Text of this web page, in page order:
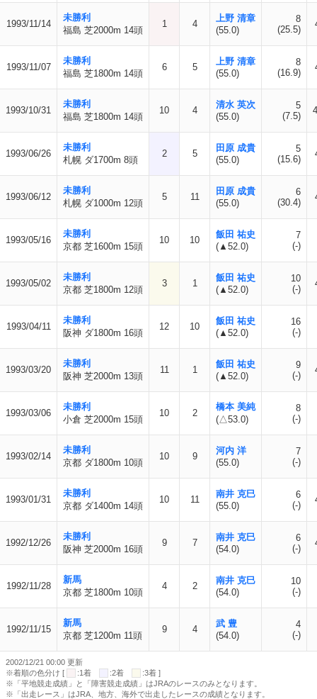
1993/11/14
未勝利
福島 芝2000m 14頭
1 4
上野 清章
(55.0)
8
(25.5)
1993/11/07
未勝利
福島 芝1800m 14頭
6 5
上野 清章
(55.0)
8
(16.9)
1993/10/31
未勝利
福島 芝1800m 14頭
10 4
清水 英次
(55.0)
5
(7.5)
1993/06/26
未勝利
札幌 ダ1700m 8頭
2 5
田原 成貴
(55.0)
5
(15.6)
1993/06/12
未勝利
札幌 ダ1000m 12頭
5 11
田原 成貴
(55.0)
6
(30.4)
1993/05/16
未勝利
京都 芝1600m 15頭
10 10
飯田 祐史
(▲52.0)
7
(-)
1993/05/02
未勝利
京都 芝1800m 12頭
3 1
飯田 祐史
(▲52.0)
10
(-)
1993/04/11
未勝利
阪神 ダ1800m 16頭
12 10
飯田 祐史
(▲52.0)
16
(-)
1993/03/20
未勝利
阪神 芝2000m 13頭
11 1
飯田 祐史
(▲52.0)
9
(-)
1993/03/06
未勝利
小倉 芝2000m 15頭
10 2
橋本 美純
(△53.0)
8
(-)
1993/02/14
未勝利
京都 ダ1800m 10頭
10 9
河内 洋
(55.0)
7
(-)
1993/01/31
未勝利
京都 ダ1400m 14頭
10 11
南井 克巳
(55.0)
6
(-)
1992/12/26
未勝利
阪神 芝2000m 16頭
9 7
南井 克巳
(54.0)
6
(-)
1992/11/28
新馬
京都 芝1800m 10頭
4 2
南井 克巳
(54.0)
10
(-)
1992/11/15
新馬
京都 芝1200m 11頭
9 4
武 豊
(54.0)
4
(-)
2002/12/21 00:00 更新
※着順の色分け [
:1着 :2着
:3着 ]
※「平地競走成績」と「障害競走成績」はJRAのレースのみとなります。
※「出走レース」はJRA、地方、海外で出走したレースの成績となります。